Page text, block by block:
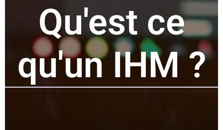
Qu'est ce
qu'un IHM ?